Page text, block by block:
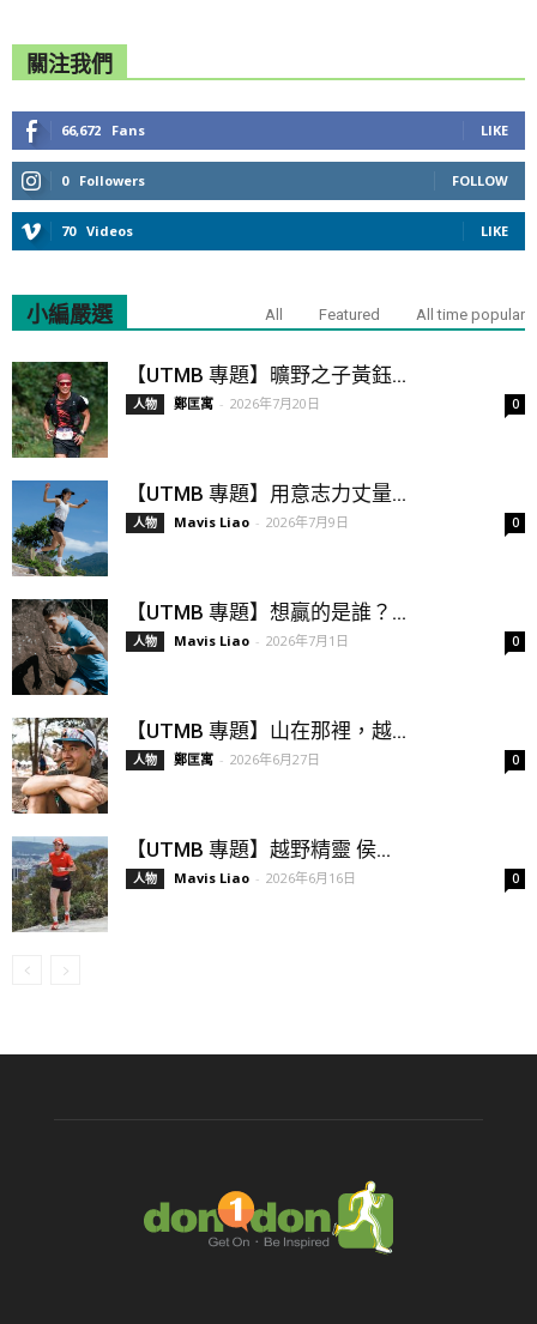
關注我們
66,672 Fans LIKE
0 Followers FOLLOW
70 Videos LIKE
小編嚴選 All Featured All time popular
【UTMB 專題】曠野之子黃鈺...
人物 鄭匡寓 - 2026年7月20日 0
【UTMB 專題】用意志力丈量...
人物 Mavis Liao - 2026年7月9日 0
【UTMB 專題】想贏的是誰？...
人物 Mavis Liao - 2026年7月1日 0
【UTMB 專題】山在那裡，越...
人物 鄭匡寓 - 2026年6月27日 0
【UTMB 專題】越野精靈 侯...
人物 Mavis Liao - 2026年6月16日 0